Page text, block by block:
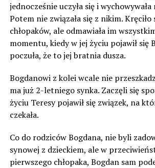
jednocześnie uczyła się i
Potem nie związała się z nikim. Kręciło
chłopaków, ale odmawiała im
momentu, kiedy w jej życiu pojawił się
poczuła, że ​​to jej bratnia dusza.
Bogdanowi z kolei wcale nie
ma już 2-letniego synka. Zaczęli się
życiu Teresy pojawił się związek, na
czekała.
Co do rodziców Bogdana, nie byli
synowej z dzieckiem, ale w
pierwszego chłopaka, Bogdan sam